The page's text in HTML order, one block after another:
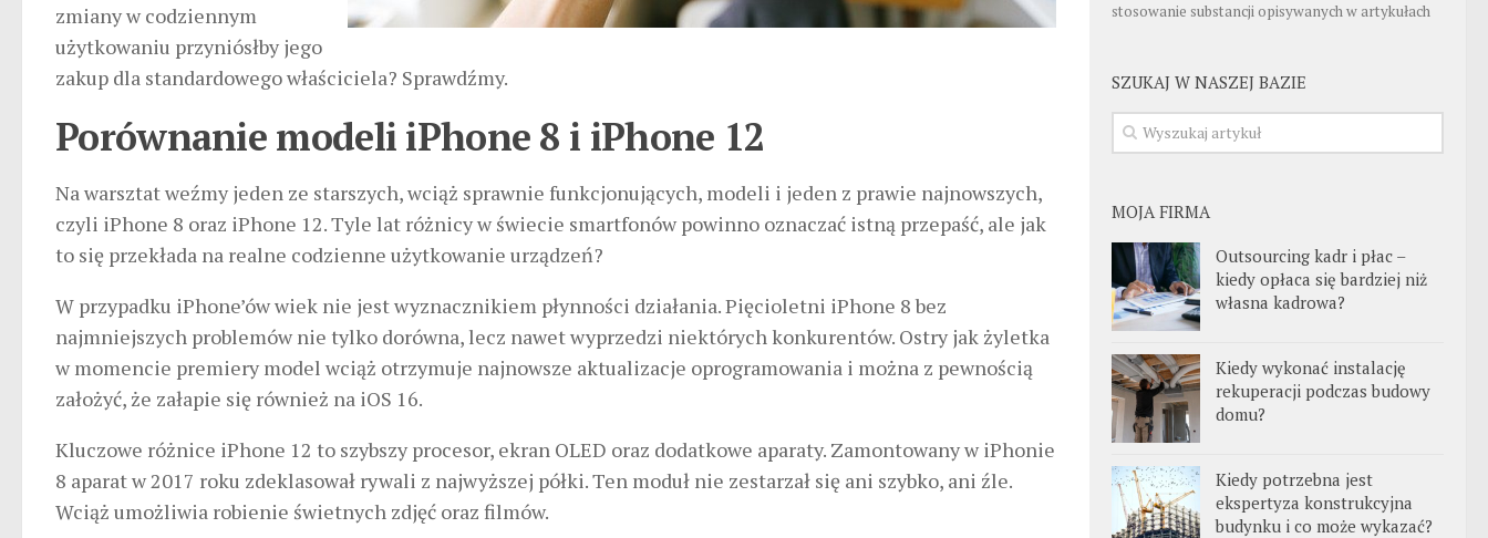
zmiany w codziennym
użytkowaniu przyniósłby jego
zakup dla standardowego właściciela? Sprawdźmy.
Porównanie modeli iPhone 8 i iPhone 12
Na warsztat weźmy jeden ze starszych, wciąż sprawnie funkcjonujących, modeli i jeden z prawie najnowszych,
czyli iPhone 8 oraz iPhone 12. Tyle lat różnicy w świecie smartfonów powinno oznaczać istną przepaść, ale jak
to się przekłada na realne codzienne użytkowanie urządzeń?
W przypadku iPhone’ów wiek nie jest wyznacznikiem płynności działania. Pięcioletni iPhone 8 bez
najmniejszych problemów nie tylko dorówna, lecz nawet wyprzedzi niektórych konkurentów. Ostry jak żyletka
w momencie premiery model wciąż otrzymuje najnowsze aktualizacje oprogramowania i można z pewnością
założyć, że załapie się również na iOS 16.
Kluczowe różnice iPhone 12 to szybszy procesor, ekran OLED oraz dodatkowe aparaty. Zamontowany w iPhonie
8 aparat w 2017 roku zdeklasował rywali z najwyższej półki. Ten moduł nie zestarzał się ani szybko, ani źle.
Wciąż umożliwia robienie świetnych zdjęć oraz filmów.
stosowanie substancji opisywanych w artykułach
SZUKAJ W NASZEJ BAZIE
MOJA FIRMA
Outsourcing kadr i płac –
kiedy opłaca się bardziej niż
własna kadrowa?
Kiedy wykonać instalację
rekuperacji podczas budowy
domu?
Kiedy potrzebna jest
ekspertyza konstrukcyjna
budynku i co może wykazać?